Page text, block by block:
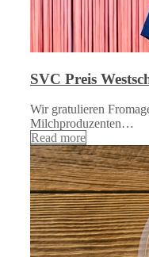
SVC Preis
Wir gratulieren
Milchproduzenten…
Read more